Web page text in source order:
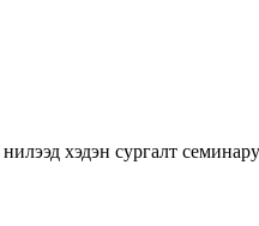
хэдэн сургалт